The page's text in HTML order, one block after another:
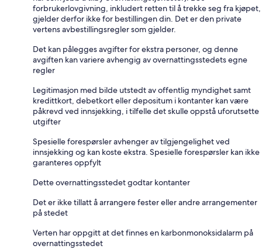
forbrukerlovgivning, inkludert retten til å trekke seg fra kjøpet,
gjelder derfor ikke for bestillingen din. Det er den private
vertens avbestillingsregler som gjelder.
Det kan pålegges avgifter for ekstra personer, og denne
avgiften kan variere avhengig av overnattingsstedets egne
regler
Legitimasjon med bilde utstedt av offentlig myndighet samt
kredittkort, debetkort eller depositum i kontanter kan være
påkrevd ved innsjekking, i tilfelle det skulle oppstå uforutsette
utgifter
Spesielle forespørsler avhenger av tilgjengelighet ved
innsjekking og kan koste ekstra. Spesielle forespørsler kan ikke
garanteres oppfylt
Dette overnattingsstedet godtar kontanter
Det er ikke tillatt å arrangere fester eller andre arrangementer
på stedet
Verten har oppgitt at det finnes en karbonmonoksidalarm på
overnattingsstedet